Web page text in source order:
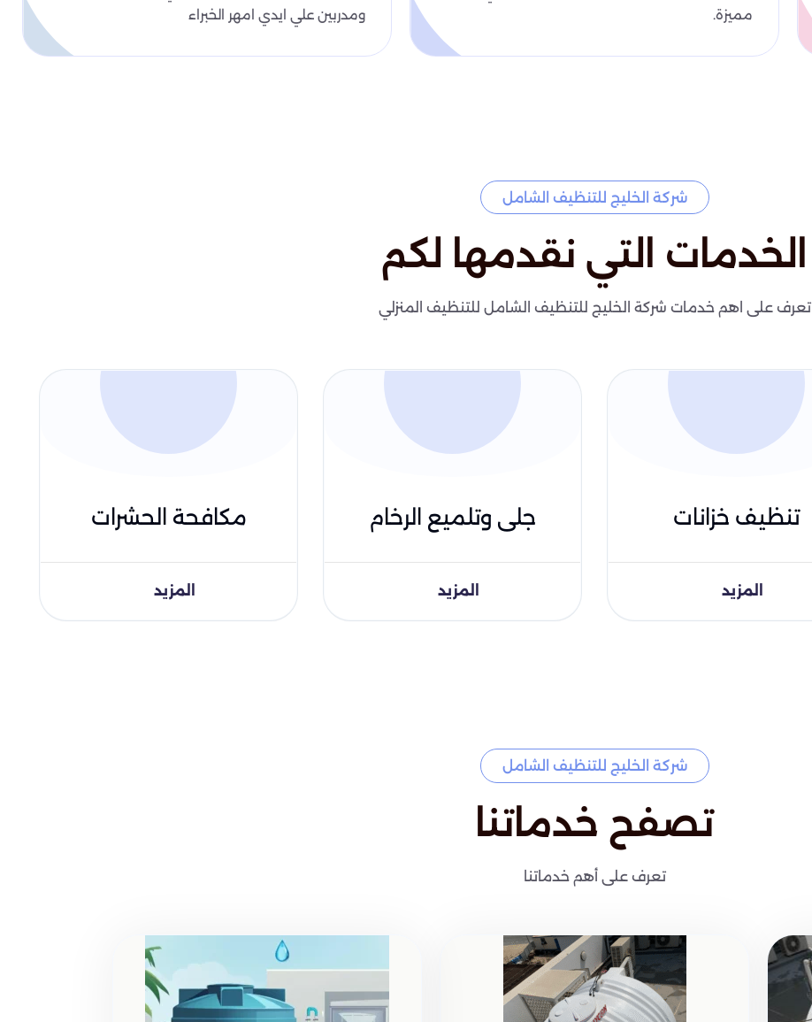
مميزة.
ومدربين علي ايدي امهر الخبراء
شركة الخليج للتنظيف الشامل
الخدمات التي نقدمها لكم
تعرف على اهم خدمات شركة الخليج للتنظيف الشامل للتنظيف المنزلي
تنظيف خزانات
المزيد
جلى وتلميع الرخام
المزيد
مكافحة الحشرات
المزيد
شركة الخليج للتنظيف الشامل
تصفح خدماتنا
تعرف على أهم خدماتنا